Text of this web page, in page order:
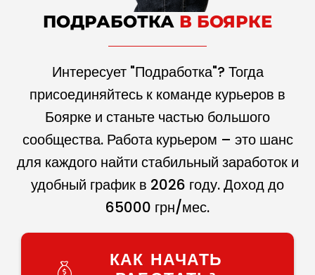
ПОДРАБОТКА В БОЯРКЕ
Интересует "Подработка"? Тогда
присоединяйтесь к команде курьеров в
Боярке и станьте частью большого
сообщества. Работа курьером – это шанс
для каждого найти стабильный заработок и
удобный график в 2026 году. Доход до
65000 грн/мес.
КАК НАЧАТЬ